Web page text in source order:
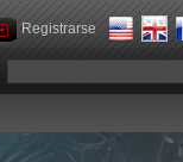
Registrarse